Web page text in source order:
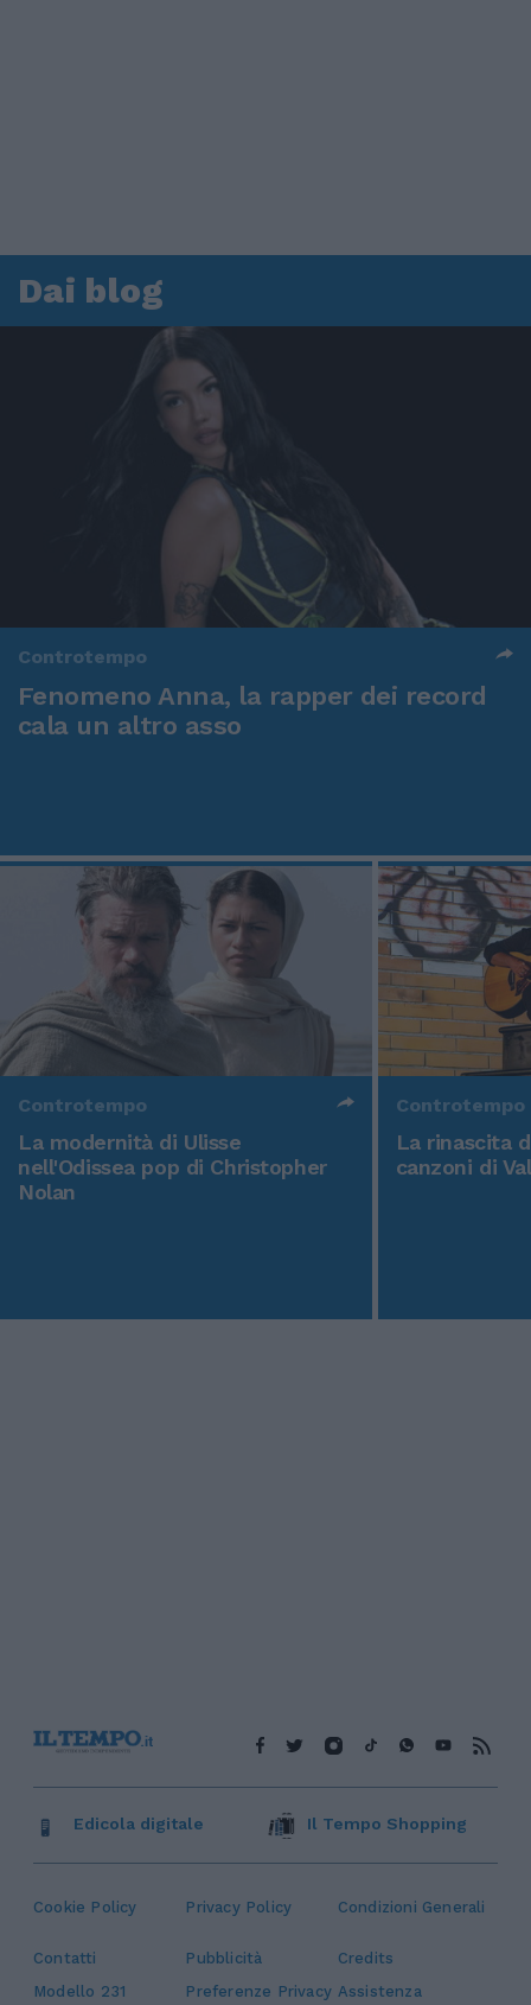
Dai blog
Controtempo
Fenomeno Anna, la rapper dei record
cala un altro asso
Controtempo
La modernità di Ulisse
nell'Odissea pop di Christopher
Nolan
Controtempo
La rinascita
canzoni di
Cookie Policy Privacy Policy Condizioni Generali
Contatti Pubblicità
Credits
Modello 231
Preferenze Privacy Assistenza
Edicola digitale Il Tempo Shopping